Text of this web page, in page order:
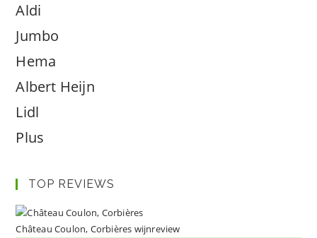
Aldi
Jumbo
Hema
Albert Heijn
Lidl
Plus
TOP REVIEWS
Château Coulon, Corbières wijnreview